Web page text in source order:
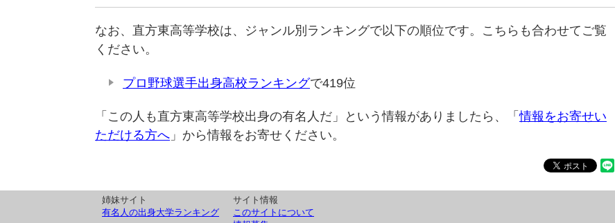
なお、直方東高等学校は、ジャンル別ランキングで以下の順位です。こちらも合わせてご覧
ください。
プロ野球選手出身高校ランキングで419位
「この人も直方東高等学校出身の有名人だ」という情報がありましたら、「情報をお寄せい
ただける方へ 」から情報をお寄せください。
姉妹サイト
有名人の出身大学ランキング
サイト情報
このサイトについて